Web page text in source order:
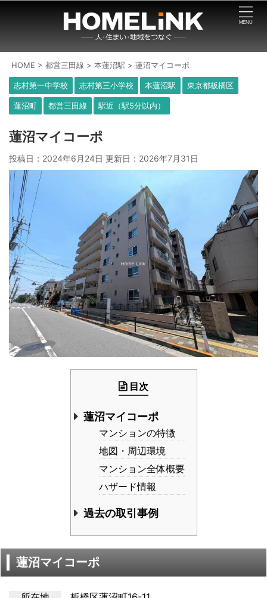
HOME >都営三田線 >本蓮沼駅 >蓮沼マイコーポ
志村第一中学校 志村第三小学校 本蓮沼駅 東京都板橋区
蓮沼町 都営三田線 駅近（駅5分以内）
蓮沼マイコーポ
投稿日：2024年6月24日 更新日： 2026年7月31日
目次
蓮沼マイコーポ
マンションの特徴
地図・周辺環境
マンション全体概要
ハザード情報
過去の取引事例
蓮沼マイコーポ